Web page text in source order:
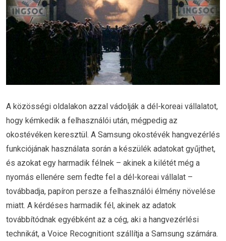
A közösségi oldalakon azzal vádolják a dél-koreai vállalatot,
hogy kémkedik a felhasználói után, mégpedig az
okostévéken keresztül. A Samsung okostévék hangvezérlés
funkciójának használata során a készülék adatokat gyűjthet,
és azokat egy harmadik félnek – akinek a kilétét még a
nyomás ellenére sem fedte fel a dél-koreai vállalat –
továbbadja, papíron persze a felhasználói élmény növelése
miatt. A kérdéses harmadik fél, akinek az adatok
továbbítódnak egyébként az a cég, aki a hangvezérlési
technikát, a Voice Recognitiont szállítja a Samsung számára.